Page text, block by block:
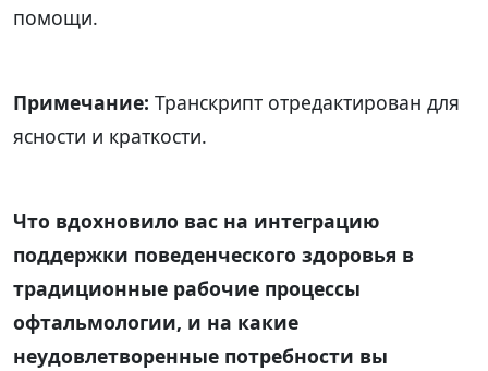
помощи.
Примечание: Транскрипт отредактирован для
ясности и краткости.
Что вдохновило вас на интеграцию
поддержки поведенческого здоровья в
традиционные рабочие процессы
офтальмологии, и на какие
неудовлетворенные потребности вы